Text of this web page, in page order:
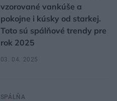
vzorované vankúše a
pokojne i kúsky od starkej.
Toto sú spálňové trendy pre
rok 2025
03. 04. 2025
SPÁLŇA